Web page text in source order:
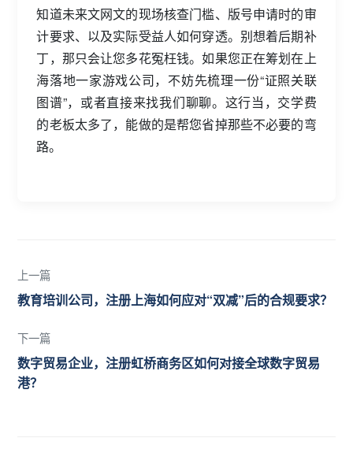
知道未来文网文的现场核查门槛、版号申请时的审
计要求、以及实际受益人如何穿透。别想着后期补
丁，那只会让您多花冤枉钱。如果您正在筹划在上
海落地一家游戏公司，不妨先梳理一份“证照关联
图谱”，或者直接来找我们聊聊。这行当，交学费
的老板太多了，能做的是帮您省掉那些不必要的弯
路。
上一篇
教育培训公司，注册上海如何应对“双减”后的合规要求？
下一篇
数字贸易企业，注册虹桥商务区如何对接全球数字贸易
港？